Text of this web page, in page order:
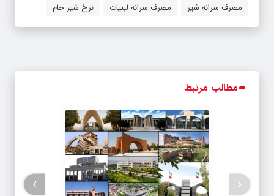
مصرف سرانه شیر
مصرف سرانه لبنیات نرخ شیر خام
مطالب مرتبط
‹
›